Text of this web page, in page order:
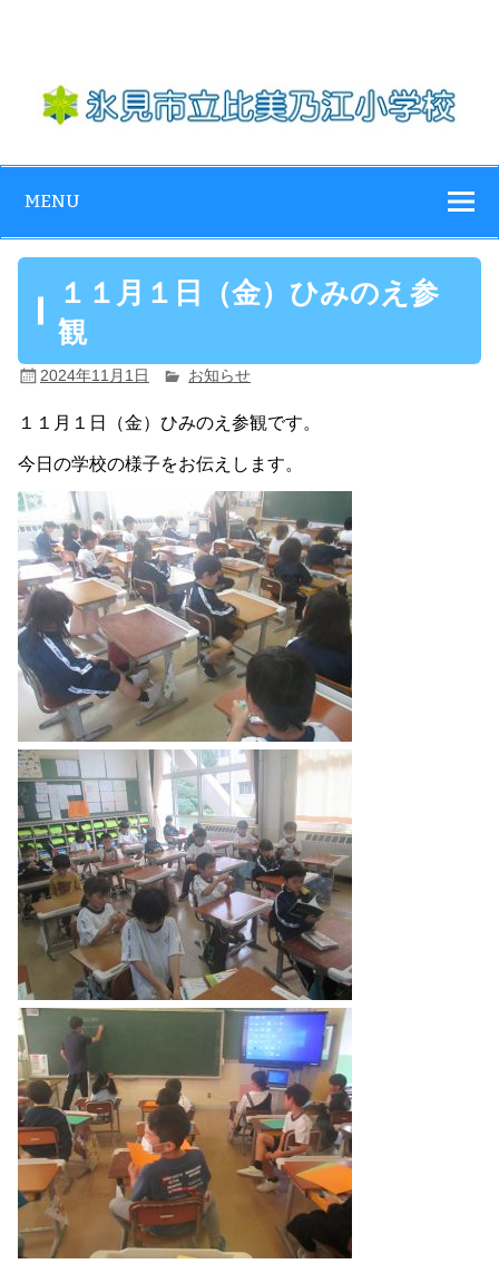
content
江小学校
MENU
１１月１日（金）ひみのえ参
観
2024年11月1日 お知らせ
１１月１日（金）ひみのえ参観です。
今日の学校の様子をお伝えします。